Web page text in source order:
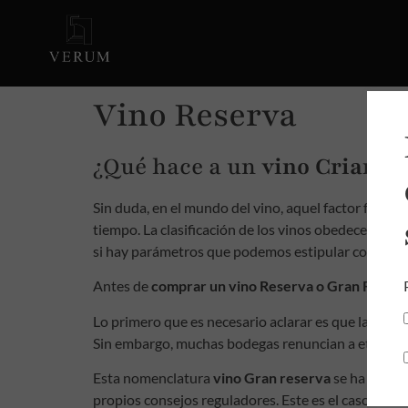
Vino Reserva
¿Qué hace a unvino
Sin duda, en el mundo del vino, aquel factor
tiempo. La clasificación de los vinos obedece
si hay parámetros que podemos estipular como
Antes decomprar un vino Reserva o Gran
Lo primero que es necesario aclarar es que la
Sin embargo, muchas bodegas renuncian a
Esta nomenclatura vino Gran reserva se ha
propios consejos reguladores. Este es el caso de